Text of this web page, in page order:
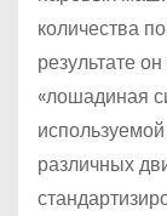
количества
результате
«лошадиная
различных